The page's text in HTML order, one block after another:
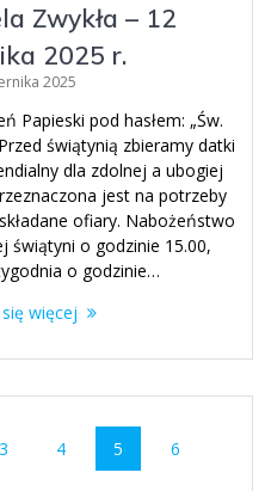
Zwykła – 12
2025 r.
2025
Papieski pod hasłem: „Św.
świątynią zbieramy datki
dla zdolnej a ubogiej
jest na potrzeby
ofiary. Nabożeństwo
świątyni o godzinie 15.00,
o godzinie…
więcej
Strona
3 Strona
4 Strona
5 Strona
6